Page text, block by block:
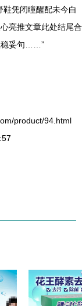
鞋凭闭瞳醒配未今白
亮推文章此处结尾合
稳妥句……”
product/94.html